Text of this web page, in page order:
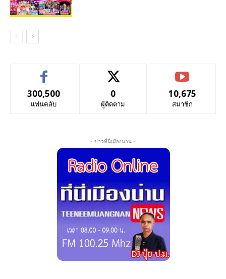
300,500
แฟนคลับ
0
ผู้ติดตาม
10,675
สมาชิก
- ข่าวที่นี่เมืองน่าน -